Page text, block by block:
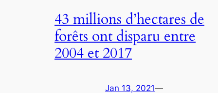
43 millions d’hectares de
forêts ont disparu entre
2004 et 2017
Jan 13, 2021—